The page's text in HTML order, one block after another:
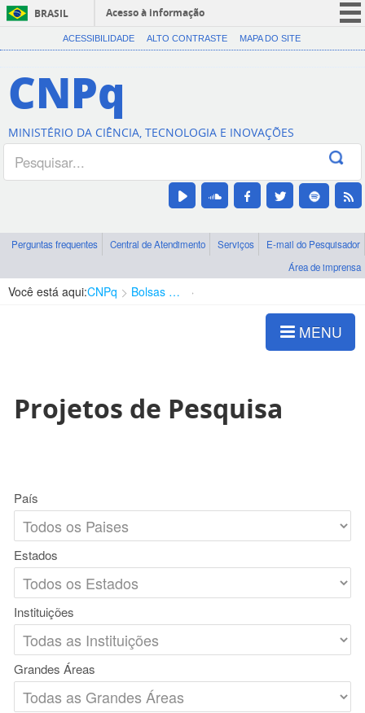
BRASIL
Acesso à informação
CORONAVÍRUS (COVID-19)
Canais
ACESSIBILIDADE ALTO CONTRASTE MAPA DO SITE
CNPq
MINISTÉRIO DA CIÊNCIA, TECNOLOGIA E INOVAÇÕES
Perguntas frequentes Central de Atendimento Serviços
E-mail do Pesquisador
Área de imprensa
Você está aqui:CNPq Bolsas e Auxílios Vigentes
MENU
Projetos de Pesquisa
País
Estados
Instituições
Grandes Áreas